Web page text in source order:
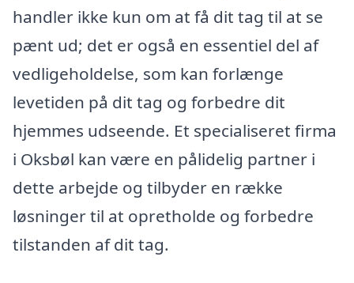
handler ikke kun om at få dit tag til at se
pænt ud; det er også en essentiel del af
vedligeholdelse, som kan forlænge
levetiden på dit tag og forbedre dit
hjemmes udseende. Et specialiseret firma
i Oksbøl kan være en pålidelig partner i
dette arbejde og tilbyder en række
løsninger til at opretholde og forbedre
tilstanden af dit tag.